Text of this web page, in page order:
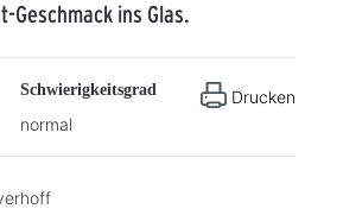
Geschmack ins Glas.
Schwierigkeitsgrad
normal
Drucken